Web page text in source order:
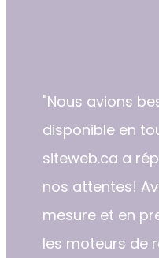
"​Nous avions
disponible en
siteweb.ca a
nos attentes!
mesure et en
les moteurs de